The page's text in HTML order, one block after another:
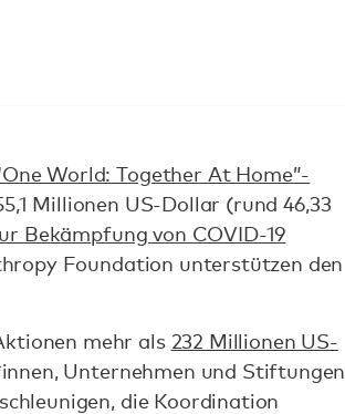
World: Together At Home”-
Millionen US-Dollar (rund 46,33
Bekämpfung von COVID-19
Foundation unterstützen den
mehr als 232 Millionen US-
Unternehmen und Stiftungen
die Koordination